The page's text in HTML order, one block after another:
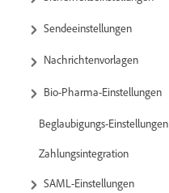
Sendeeinstellungen
Nachrichtenvorlagen
Bio-Pharma-Einstellungen
Beglaubigungs-Einstellungen
Zahlungsintegration
SAML-Einstellungen